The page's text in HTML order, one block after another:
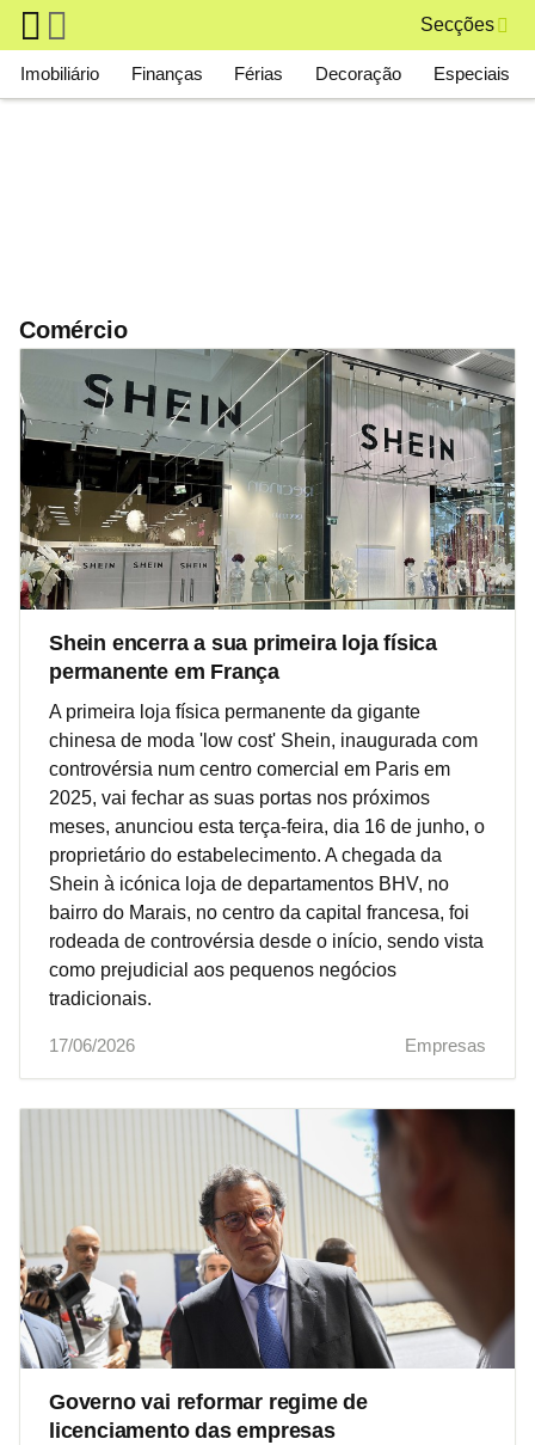
Skip to main content
Secções
Main navigation
Imobiliário Finanças Férias Decoração Especiais
Comércio
Shein encerra a sua primeira loja física
permanente em França
A primeira loja física permanente da gigante
chinesa de moda 'low cost' Shein, inaugurada com
controvérsia num centro comercial em Paris em
2025, vai fechar as suas portas nos próximos
meses, anunciou esta terça-feira, dia 16 de junho, o
proprietário do estabelecimento. A chegada da
Shein à icónica loja de departamentos BHV, no
bairro do Marais, no centro da capital francesa, foi
rodeada de controvérsia desde o início, sendo vista
como prejudicial aos pequenos negócios
tradicionais.
17/06/2026 Empresas
Governo vai reformar regime de
licenciamento das empresas